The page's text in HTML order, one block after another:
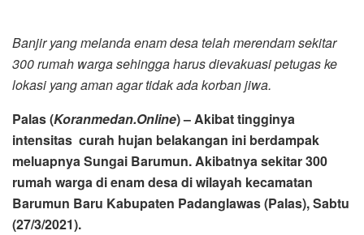
Banjir yang melanda enam desa telah merendam sekitar
300 rumah warga sehingga harus dievakuasi petugas ke
lokasi yang aman agar tidak ada korban jiwa.
Palas (Koranmedan.Online) – Akibat tingginya
intensitas curah hujan belakangan ini berdampak
meluapnya Sungai Barumun. Akibatnya sekitar 300
rumah warga di enam desa di wilayah kecamatan
Barumun Baru Kabupaten Padanglawas (Palas), Sabtu
(27/3/2021).